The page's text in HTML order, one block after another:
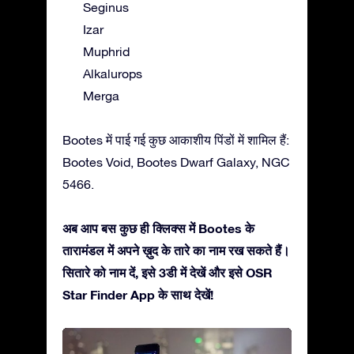
Seginus
Izar
Muphrid
Alkalurops
Merga
Bootes में पाई गई कुछ आकाशीय पिंडों में शामिल हैं:
Bootes Void, Bootes Dwarf Galaxy, NGC
5466.
अब आप बस कुछ ही क्लिक्स में Bootes के
तारामंडल में अपने ख़ुद के तारे का नाम रख सकते हैं।
सितारे को नाम दें, इसे 3डी में देखें और इसे OSR
Star Finder App के साथ देखें!